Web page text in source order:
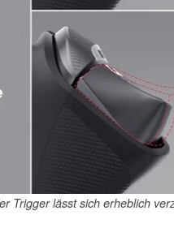
Trigger lässt sich erheblich